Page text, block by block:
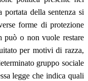
portata della sentenza si
forme di protezione
può o non vuole restare
per motivi di razza,
gruppo sociale
legge che indica quali